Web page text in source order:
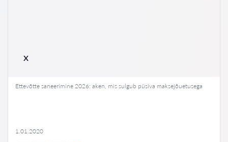
x
Ettevõtte saneerimine 2026: aken, mis sulgub püsiva maksejõuetusega
1.01.2020